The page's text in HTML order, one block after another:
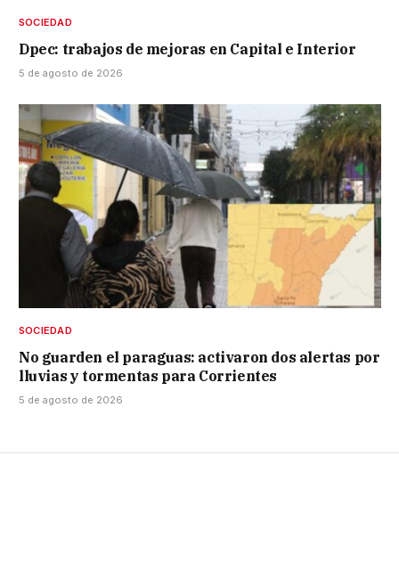
SOCIEDAD
Dpec: trabajos de mejoras en Capital e Interior
5 de agosto de 2026
SOCIEDAD
No guarden el paraguas: activaron dos alertas por
lluvias y tormentas para Corrientes
5 de agosto de 2026